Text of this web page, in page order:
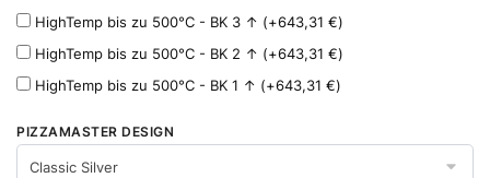
HighTemp bis zu 500°C - BK 3 ↑ (+643,31 €)
HighTemp bis zu 500°C - BK 2 ↑ (+643,31 €)
HighTemp bis zu 500°C - BK 1 ↑ (+643,31 €)
PIZZAMASTER DESIGN